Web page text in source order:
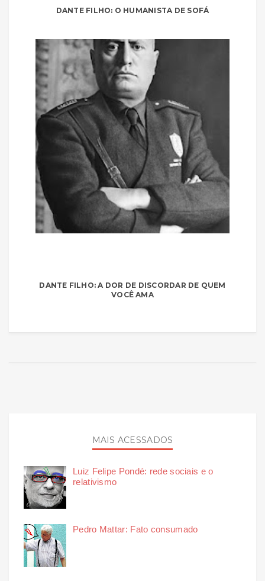
DANTE FILHO: O HUMANISTA DE SOFÁ
DANTE FILHO: A DOR DE DISCORDAR DE QUEM
VOCÊ AMA
MAIS ACESSADOS
Luiz Felipe Pondé: rede sociais e o
relativismo
Pedro Mattar: Fato consumado